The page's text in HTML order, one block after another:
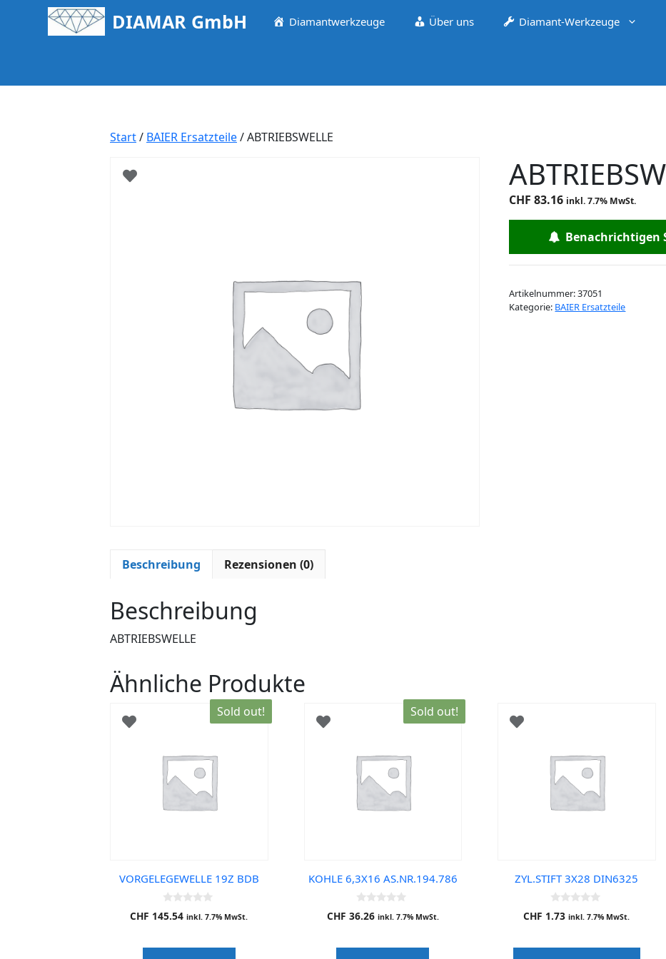
DIAMAR GmbH Diamantwerkzeuge Über uns Diamant-Werkzeuge
Start/ BAIER Ersatzteile/ ABTRIEBSWELLE
CHF 83.16 inkl. 7.7% MwSt.
Benachrichtigen
Artikelnummer:37051
Kategorie: BAIER Ersatzteile
Beschreibung Rezensionen (0)
Beschreibung
ABTRIEBSWELLE
Ähnliche Produkte
Sold out!
VORGELEGEWELLE 19Z BDB
0
o
o
CHF 145.54 inkl. 7.7% MwSt.
Sold out!
KOHLE 6,3X16 AS.NR.194.786
0
o
o
CHF 36.26 inkl. 7.7% MwSt.
ZYL.STIFT 3X28 DIN6325
0
o
o
CHF 1.73 inkl. 7.7% MwSt.